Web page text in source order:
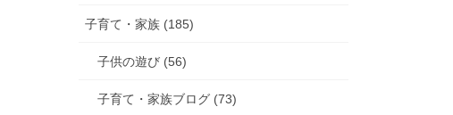
子育て・家族 (185)
子供の遊び (56)
子育て・家族ブログ (73)